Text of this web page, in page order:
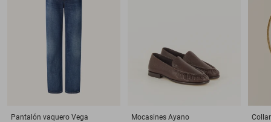
Pantalón vaquero Vega
Mocasines Ayano
Collar